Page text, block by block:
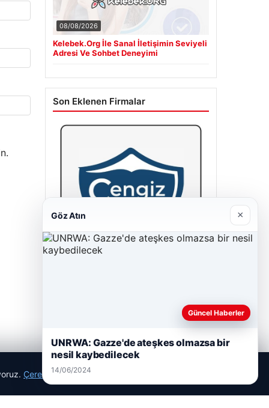
08/08/2026
Kelebek.Org İle Sanal İletişimin Seviyeli
Adresi Ve Sohbet Deneyimi
Son Eklenen Firmalar
Çerez Politikamız
Göz Atın ×
Güncel Haberler
UNRWA: Gazze'de ateşkes olmazsa bir
nesil kaybedilecek
14/06/2024